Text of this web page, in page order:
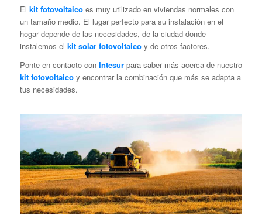
El kit fotovoltaicoes muy utilizado en viviendas normales con
un tamaño medio. El lugar perfecto para su instalación en el
hogar depende de las necesidades, de la ciudad donde
instalemos el kit solar fotovoltaicoy de otros factores.
Ponte en contacto conIntesurpara saber más acerca de nuestro
kit fotovoltaicoy encontrar la combinación que más se adapta a
tus necesidades.